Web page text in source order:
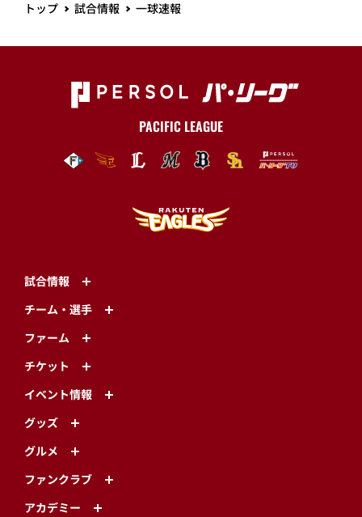
トップ 試合情報 一球速報
PACIFIC LEAGUE
試合情報
チーム・選手
ファーム
チケット
イベント情報
グッズ
グルメ
ファンクラブ
アカデミー